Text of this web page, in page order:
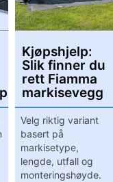
Kjøpshjelp:
Slik finner du
rett Fiamma
markisevegg
Velg riktig variant
basert på
markisetype,
lengde, utfall og
monteringshøyde.